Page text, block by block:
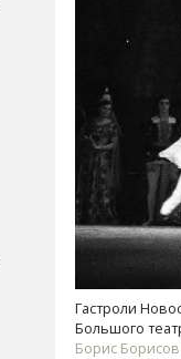
Гастроли
Большого
Борис